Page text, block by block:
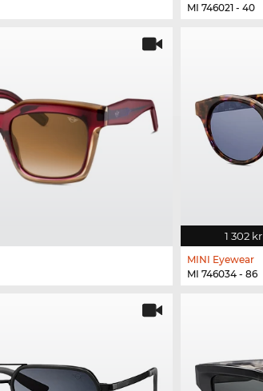
MI 746021 - 40
1 302 kr
MINI Eyewear
MI 746034 - 86